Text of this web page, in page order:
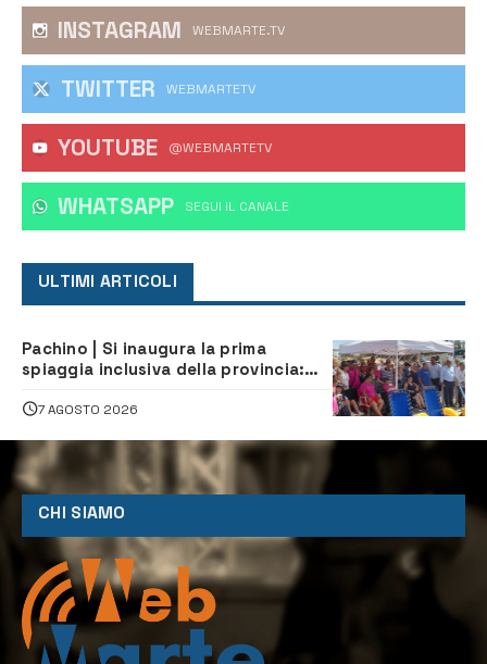
INSTAGRAM WEBMARTE.TV
TWITTER WEBMARTETV
YOUTUBE @WEBMARTETV
WHATSAPP ‎SEGUI IL CANALE
ULTIMI ARTICOLI
Pachino | Si inaugura la prima
spiaggia inclusiva della provincia:
tutti
7 AGOSTO 2026
CHI SIAMO